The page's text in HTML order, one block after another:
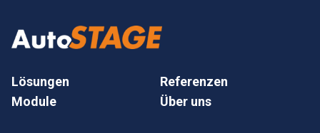
Lösungen
Module
Referenzen
Über uns